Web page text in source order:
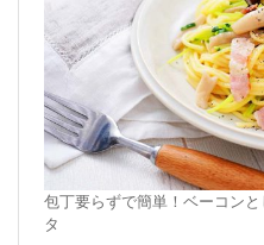
包丁要らずで簡単！ベーコン
タ